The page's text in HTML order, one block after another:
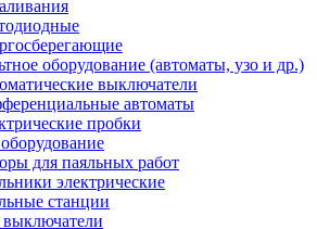
оборудование (автоматы, узо и др.)
выключатели
автоматы
пробки
для паяльных работ
электрические
станции
выключатели